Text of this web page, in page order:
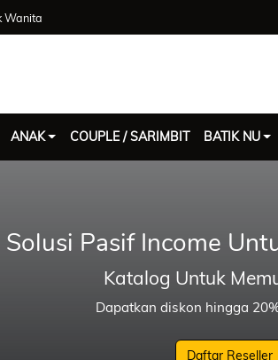
Wanita
ANAK COUPLE / SARIMBIT BATIK NU
Solusi Pasif Income
Katalog Untuk
Dapatkan diskon hingga
Daftar Reseller